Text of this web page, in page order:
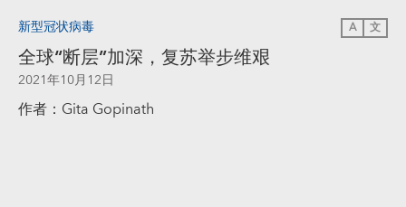
新型冠状病毒 A 文
全球“断层”加深，复苏举步维艰
2021年10月12日
作者：Gita Gopinath